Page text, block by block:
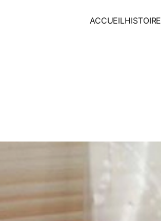
ACCUEILHISTOIRE